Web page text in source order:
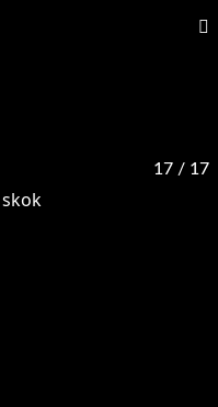
17 / 17